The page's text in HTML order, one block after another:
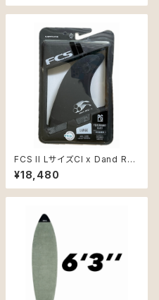
FCS II LサイズCl x Dand Rey
nolds DD2
¥18,480